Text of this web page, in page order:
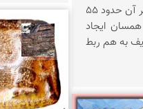
شدم! تخته سنگی با شیبی تند که بر آن حدود 55
ایجاد
به هم ربط